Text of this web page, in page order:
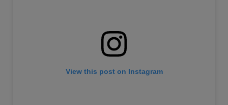
View this post on Instagram